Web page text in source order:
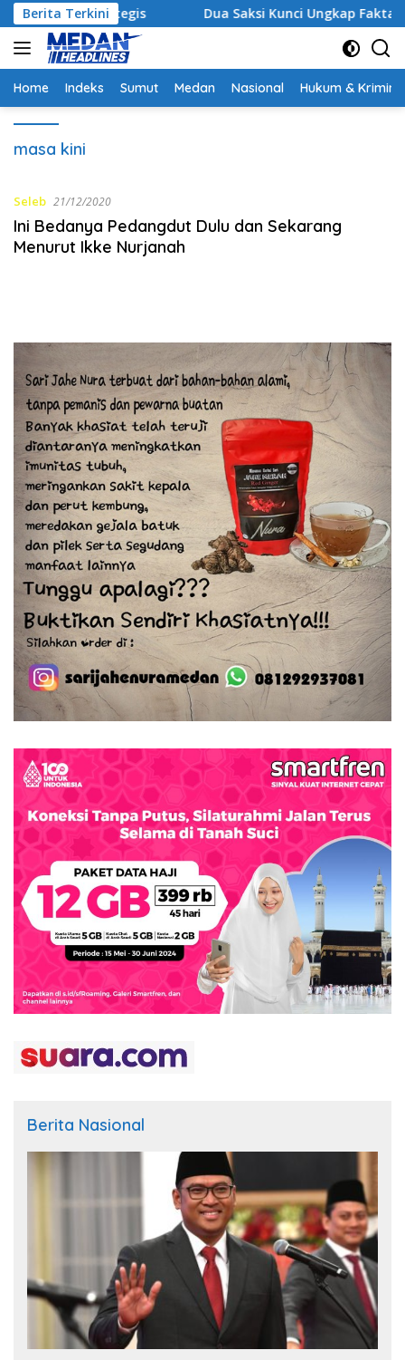
Langsung
ke
konten
Berita Terkini
Strategis Dua Saksi Kunci Ungkap Fakta
Home Indeks Sumut Medan Nasional Hukum &
masa kini
Seleb 21/12/2020
Ini Bedanya Pedangdut Dulu dan Sekarang
Menurut Ikke Nurjanah
Berita Nasional